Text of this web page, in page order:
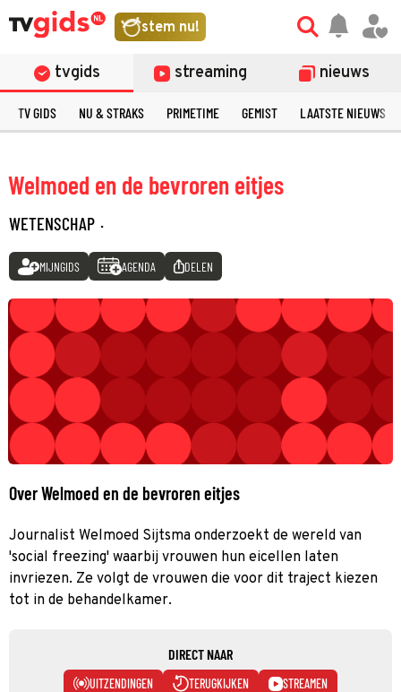
stem nu!
tvgids streaming nieuws
TV GIDS NU & STRAKS PRIMETIME GEMIST LAATSTE NIEUWS
Welmoed en de bevroren eitjes
WETENSCHAP ·
MIJNGIDS AGENDA DELEN
Over Welmoed en de bevroren eitjes
Journalist Welmoed Sijtsma onderzoekt de wereld van
'social freezing' waarbij vrouwen hun eicellen laten
invriezen. Ze volgt de vrouwen die voor dit traject kiezen
tot in de behandelkamer.
DIRECT NAAR
UITZENDINGEN TERUGKIJKEN STREAMEN